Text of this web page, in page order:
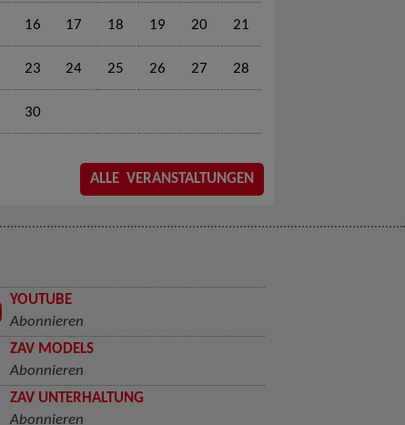
16 17 18 19 20 21
23 24 25 26 27 28
30
ALLE VERANSTALTUNGEN
YOUTUBE
Abonnieren
ZAV MODELS
Abonnieren
ZAV UNTERHALTUNG
Abonnieren